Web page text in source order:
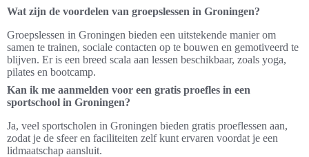
Wat zijn de voordelen van groepslessen in Groningen?
Groepslessen in Groningen bieden een uitstekende manier om
samen te trainen, sociale contacten op te bouwen en gemotiveerd te
blijven. Er is een breed scala aan lessen beschikbaar, zoals yoga,
pilates en bootcamp.
Kan ik me aanmelden voor een gratis proefles in een
sportschool in Groningen?
Ja, veel sportscholen in Groningen bieden gratis proeflessen aan,
zodat je de sfeer en faciliteiten zelf kunt ervaren voordat je een
lidmaatschap aansluit.